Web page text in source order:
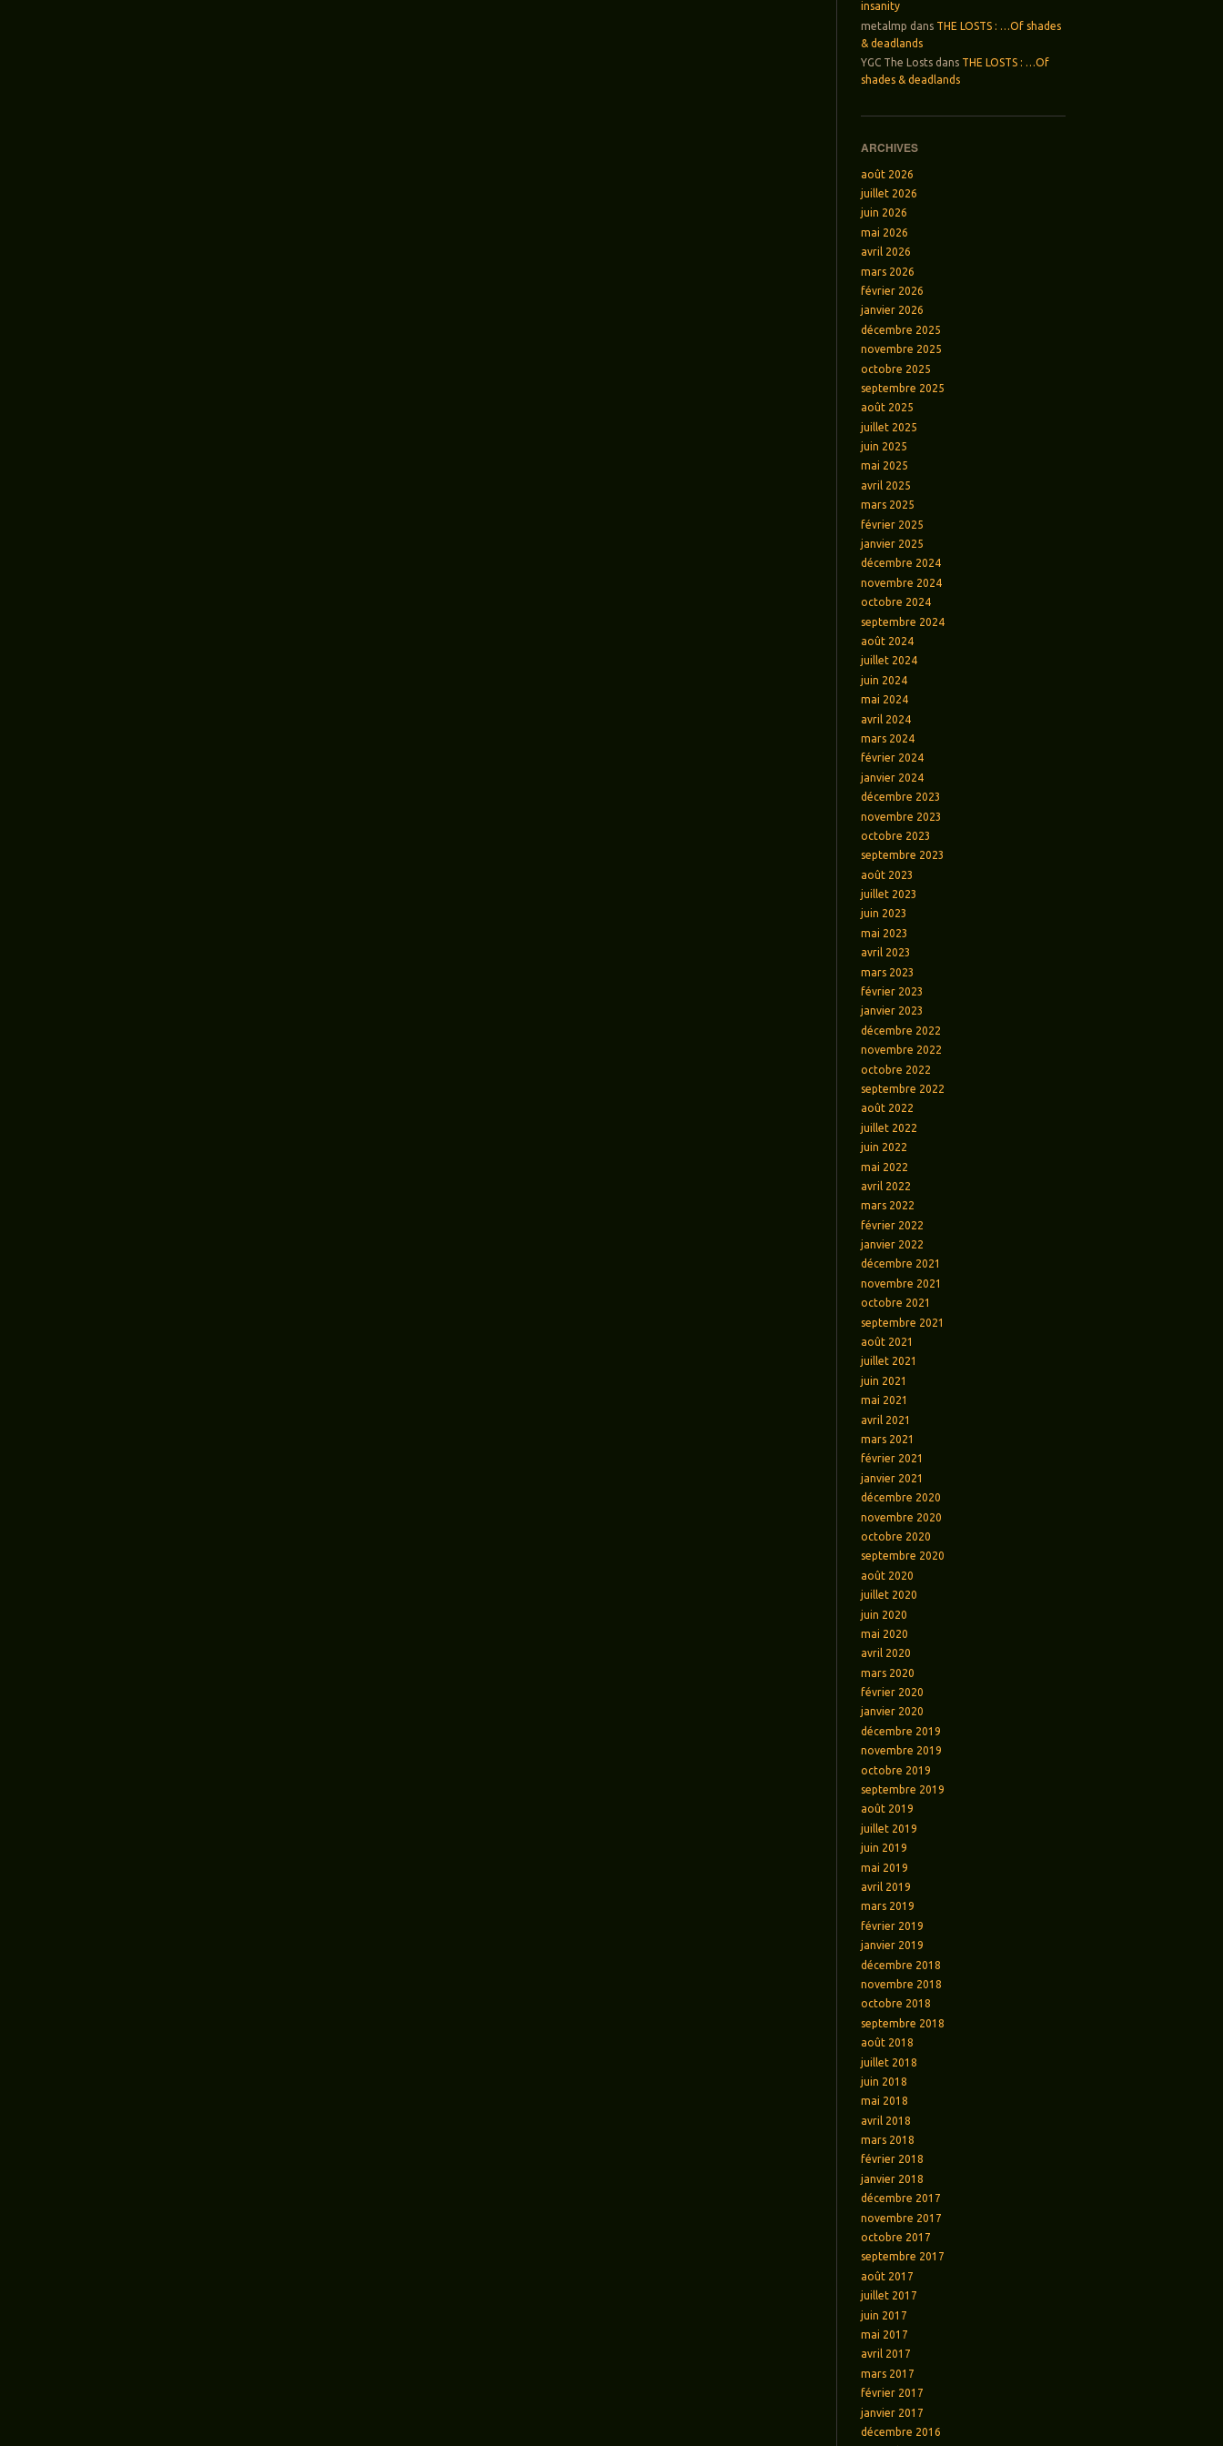
insanity
metalmp dans THE LOSTS : …Of shades
& deadlands
YGC The Losts dans THE LOSTS : …Of
shades & deadlands
ARCHIVES
août 2026
juillet 2026
juin 2026
mai 2026
avril 2026
mars 2026
février 2026
janvier 2026
décembre 2025
novembre 2025
octobre 2025
septembre 2025
août 2025
juillet 2025
juin 2025
mai 2025
avril 2025
mars 2025
février 2025
janvier 2025
décembre 2024
novembre 2024
octobre 2024
septembre 2024
août 2024
juillet 2024
juin 2024
mai 2024
avril 2024
mars 2024
février 2024
janvier 2024
décembre 2023
novembre 2023
octobre 2023
septembre 2023
août 2023
juillet 2023
juin 2023
mai 2023
avril 2023
mars 2023
février 2023
janvier 2023
décembre 2022
novembre 2022
octobre 2022
septembre 2022
août 2022
juillet 2022
juin 2022
mai 2022
avril 2022
mars 2022
février 2022
janvier 2022
décembre 2021
novembre 2021
octobre 2021
septembre 2021
août 2021
juillet 2021
juin 2021
mai 2021
avril 2021
mars 2021
février 2021
janvier 2021
décembre 2020
novembre 2020
octobre 2020
septembre 2020
août 2020
juillet 2020
juin 2020
mai 2020
avril 2020
mars 2020
février 2020
janvier 2020
décembre 2019
novembre 2019
octobre 2019
septembre 2019
août 2019
juillet 2019
juin 2019
mai 2019
avril 2019
mars 2019
février 2019
janvier 2019
décembre 2018
novembre 2018
octobre 2018
septembre 2018
août 2018
juillet 2018
juin 2018
mai 2018
avril 2018
mars 2018
février 2018
janvier 2018
décembre 2017
novembre 2017
octobre 2017
septembre 2017
août 2017
juillet 2017
juin 2017
mai 2017
avril 2017
mars 2017
février 2017
janvier 2017
décembre 2016